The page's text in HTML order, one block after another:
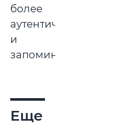
более
аутентичными
и
запоминающимися.
Еще